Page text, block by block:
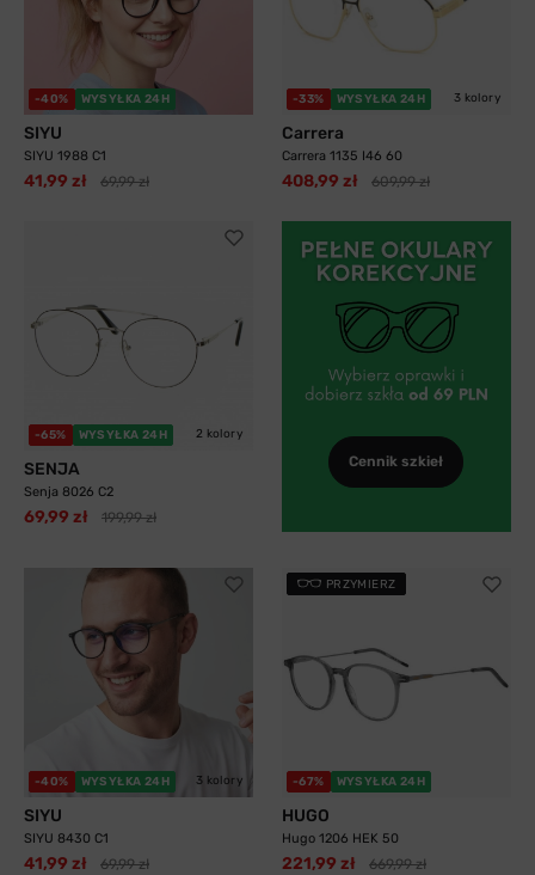
-40% WYSYŁKA 24H
SIYU
SIYU 1988 C1
41,99 zł 69,99 zł
-33% WYSYŁKA 24H 3 kolory
Carrera
Carrera 1135 I46 60
408,99 zł 609,99 zł
-65% WYSYŁKA 24H 2 kolory
SENJA
Senja 8026 C2
69,99 zł 199,99 zł
Cennik szkieł
-40% WYSYŁKA 24H 3 kolory
SIYU
SIYU 8430 C1
41,99 zł 69,99 zł
PRZYMIERZ
-67% WYSYŁKA 24H
HUGO
Hugo 1206 HEK 50
221,99 zł 669,99 zł